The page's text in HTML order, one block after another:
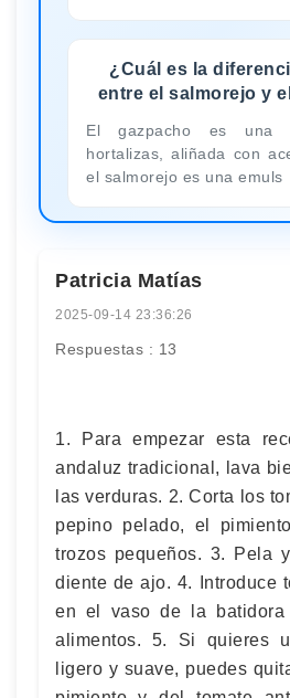
¿Cuál es la
entre el salmorejo y
El gazpacho es una
hortalizas, aliñada con
el salmorejo es una emuls
Patricia Matías
2025-09-14 23:36:26
Respuestas : 13
1. Para empezar esta
andaluz tradicional, lava
las verduras. 2. Corta los
pepino pelado, el
trozos pequeños. 3. Pela
diente de ajo. 4. Introduce
en el vaso de la batidora
alimentos. 5. Si quieres
ligero y suave, puedes